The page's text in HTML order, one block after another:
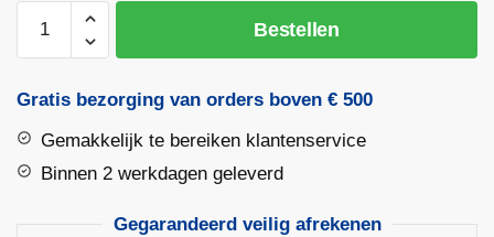
met
Steel
aantal
Bestellen
Gratis bezorging van orders boven € 500
Gemakkelijk te bereiken klantenservice
Binnen 2 werkdagen geleverd
Gegarandeerd veilig afrekenen